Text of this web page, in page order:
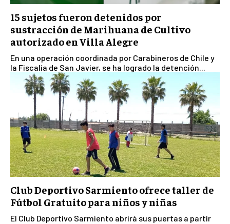
15 sujetos fueron detenidos por
sustracción de Marihuana de Cultivo
autorizado en Villa Alegre
En una operación coordinada por Carabineros de Chile y
la Fiscalía de San Javier, se ha logrado la detención...
Club Deportivo Sarmiento ofrece taller de
Fútbol Gratuito para niños y niñas
El Club Deportivo Sarmiento abrirá sus puertas a partir